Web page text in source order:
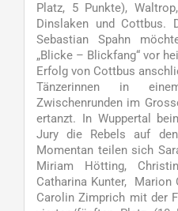
Platz, 5 Punkte),
Dinslaken und Cottbus.
Sebastian Spahn
„Blicke – Blickfang“ vor
Erfolg von Cottbus
Tänzerinnen in
Zwischenrunden im
ertanzt. In Wuppertal
Jury die Rebels auf
Momentan teilen sich
Miriam Hötting,
Catharina Kunter, Marion
Carolin Zimprich mit der